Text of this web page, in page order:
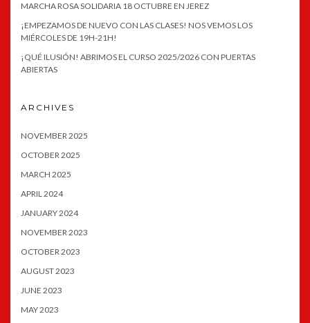
MARCHA ROSA SOLIDARIA 18 OCTUBRE EN JEREZ
¡EMPEZAMOS DE NUEVO CON LAS CLASES! NOS VEMOS LOS
MIÉRCOLES DE 19H-21H!
¡QUÉ ILUSIÓN! ABRIMOS EL CURSO 2025/2026 CON PUERTAS
ABIERTAS
ARCHIVES
NOVEMBER 2025
OCTOBER 2025
MARCH 2025
APRIL 2024
JANUARY 2024
NOVEMBER 2023
OCTOBER 2023
AUGUST 2023
JUNE 2023
MAY 2023